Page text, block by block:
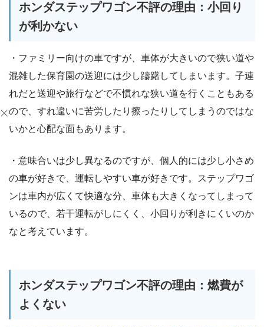
ホンダステップワゴン不評の理由：小回り
が利かない
・ファミリー向けの車ですが、車体が大きいので狭い道や
混雑した保育園の送迎には少し躊躇してしまいます。子連
れだと送迎や旅行などで不慣れな狭い道を行くこともある
ので、すれ違いに苦労したり擦ったりしてしまうのではな
いかと心配な面もあります。
・意味合いは少し異なるのですが、個人的には少し小さめ
の車が好きで、運転しやすい車が好きです。ステップワゴ
ンは車内が広くて快適な分、車体も大きくなってしまって
いるので、若干運転がしにくく、小回りが利きにくいのか
なと考えています。
ホンダステップワゴン不評の理由：燃費が
よくない